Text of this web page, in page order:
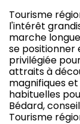
Tourisme
l'intérêt
marche
se positionner
privilégiée
attraits à
magnifiques
habituelles
Bédard,
Tourisme